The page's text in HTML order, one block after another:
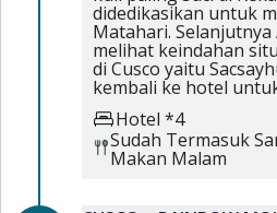
didedikasikan untuk
Matahari. Selanjutnya
melihat keindahan
di Cusco yaitu
kembali ke hotel
Hotel *4
Sudah Termasuk
Makan Malam